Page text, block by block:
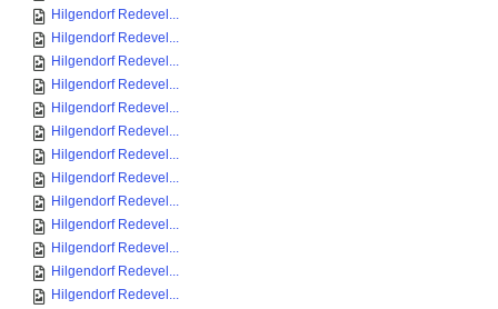
Hilgendorf Redevel...
Hilgendorf Redevel...
Hilgendorf Redevel...
Hilgendorf Redevel...
Hilgendorf Redevel...
Hilgendorf Redevel...
Hilgendorf Redevel...
Hilgendorf Redevel...
Hilgendorf Redevel...
Hilgendorf Redevel...
Hilgendorf Redevel...
Hilgendorf Redevel...
Hilgendorf Redevel...